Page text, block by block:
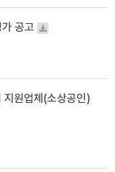
공고
지원업체(소상공인)